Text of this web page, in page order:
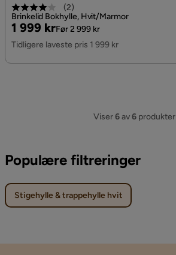
(2)
Brinkelid Bokhylle, Hvit/Marmor
Pris
1 999 kr
Original
Pris
Før 2 999 kr
Tidligere laveste pris 1 999 kr
Viser6av6produkter
Populære filtreringer
Stigehylle & trappehylle hvit